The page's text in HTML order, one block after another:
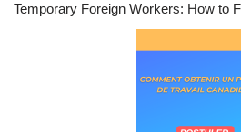
Temporary Foreign Workers: How to